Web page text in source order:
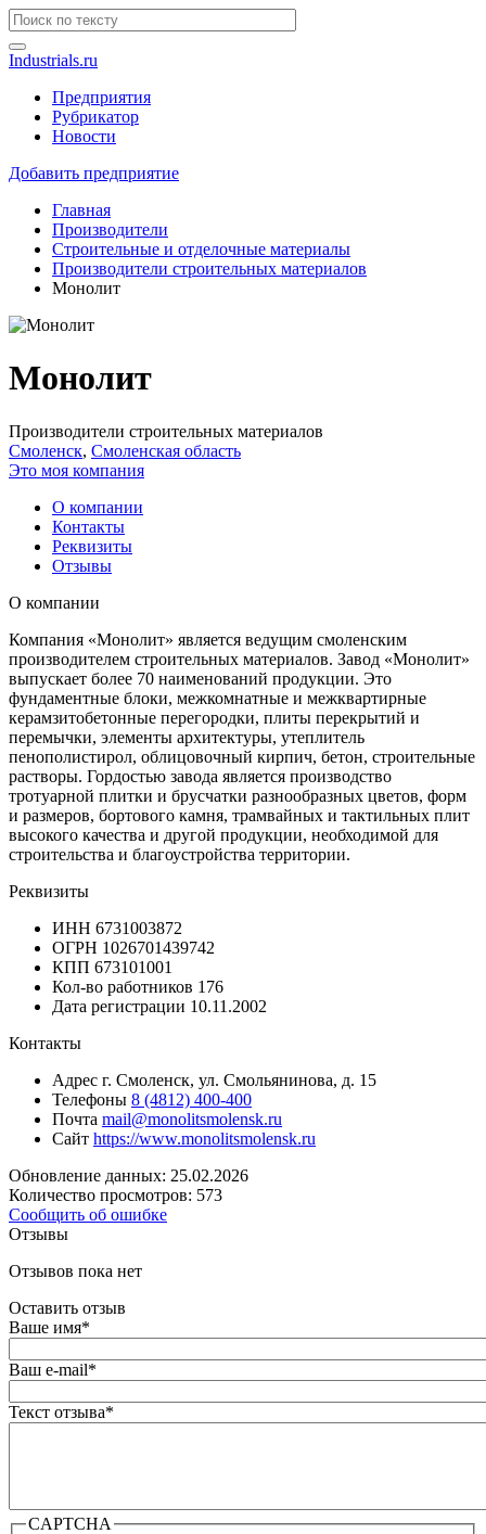
Industrials.ru
Предприятия
Рубрикатор
Новости
Добавить предприятие
Главная
Производители
Строительные и отделочные материалы
Производители строительных материалов
Монолит
Монолит
Производители строительных материалов
Смоленск, Смоленская область
Это моя компания
О компании
Контакты
Реквизиты
Отзывы
О компании
Компания «Монолит» является ведущим смоленским
производителем строительных материалов. Завод «Монолит»
выпускает более 70 наименований продукции. Это
фундаментные блоки, межкомнатные и межквартирные
керамзитобетонные перегородки, плиты перекрытий и
перемычки, элементы архитектуры, утеплитель
пенополистирол, облицовочный кирпич, бетон, строительные
растворы. Гордостью завода является производство
тротуарной плитки и брусчатки разнообразных цветов, форм
и размеров, бортового камня, трамвайных и тактильных плит
высокого качества и другой продукции, необходимой для
строительства и благоустройства территории.
Реквизиты
ИНН 6731003872
ОГРН 1026701439742
КПП 673101001
Кол-во работников 176
Дата регистрации 10.11.2002
Контакты
Адрес г. Смоленск, ул. Смольянинова, д. 15
Телефоны 8 (4812) 400-400
Почта mail@monolitsmolensk.ru
Сайт https://www.monolitsmolensk.ru
Обновление данных: 25.02.2026
Количество просмотров: 573
Сообщить об ошибке
Отзывы
Отзывов пока нет
Оставить отзыв
Ваше имя*
Ваш e-mail*
Текст отзыва*
CAPTCHA